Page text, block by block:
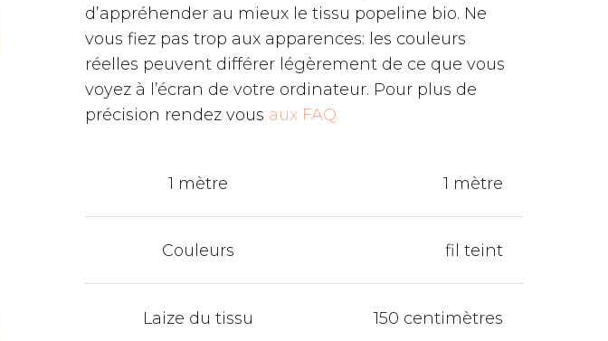
d’appréhender au mieux le tissu popeline bio. Ne
vous fiez pas trop aux apparences: les couleurs
réelles peuvent différer légèrement de ce que vous
voyez à l’écran de votre ordinateur. Pour plus de
précision rendez vous aux FAQ.
1 mètre 1 mètre
Couleurs fil teint
Laize du tissu 150 centimètres